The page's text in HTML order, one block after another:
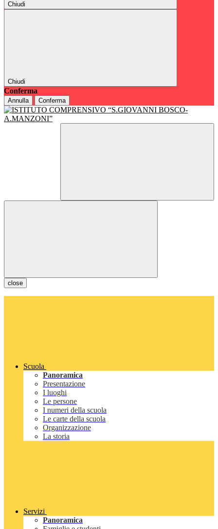
Chiudi
Chiudi
Conferma
Annulla Conferma
close
Scuola
Panoramica
Presentazione
I luoghi
Le persone
I numeri della scuola
Le carte della scuola
Organizzazione
La storia
Servizi
Panoramica